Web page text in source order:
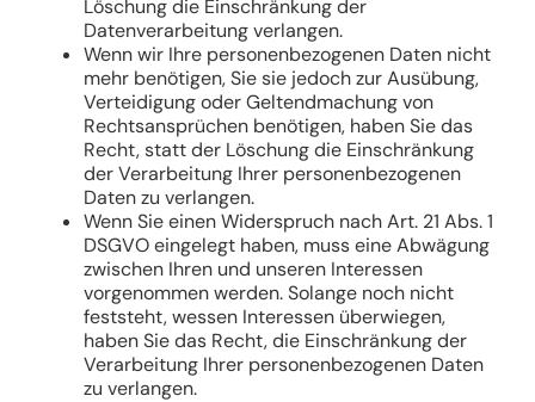
Löschung die Einschränkung der
Datenverarbeitung verlangen.
Wenn wir Ihre personenbezogenen Daten nicht
mehr benötigen, Sie sie jedoch zur Ausübung,
Verteidigung oder Geltendmachung von
Rechtsansprüchen benötigen, haben Sie das
Recht, statt der Löschung die Einschränkung
der Verarbeitung Ihrer personenbezogenen
Daten zu verlangen.
Wenn Sie einen Widerspruch nach Art. 21 Abs. 1
DSGVO eingelegt haben, muss eine Abwägung
zwischen Ihren und unseren Interessen
vorgenommen werden. Solange noch nicht
feststeht, wessen Interessen überwiegen,
haben Sie das Recht, die Einschränkung der
Verarbeitung Ihrer personenbezogenen Daten
zu verlangen.